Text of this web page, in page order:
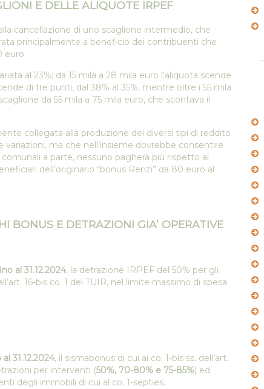
E DELLE ALIQUOTE IRPEF
cancellazione di uno scaglione intermedio, che
principalmente a beneficio dei contribuenti che
euro.
al 23%; da 15 mila a 28 mila euro l'aliquota scende
di tre punti, dal 38% al 35%, mentre oltre i 55 mila
da 55 mila a 75 mila euro, che scontava il
collegata alla produzione dei diversi tipi di reddito
ma che nell’insieme dovrebbe consentire
a parte, nessuno pagherà più rispetto al
dell’originario “bonus Renzi” da 80 euro al
BONUS E DETRAZIONI GIA’ OPERATIVE
al 31.12.2024, la detrazione IRPEF del 50% per gli
16-bis co. 1 del TUIR, nel limite massimo di spesa
31.12.2024, il sismabonus di cui ai co. 1-bis ss. dell’art.
per interventi (50%, 70-80% e 75-85%) ed
degli immobili di cui al co. 1-septies.